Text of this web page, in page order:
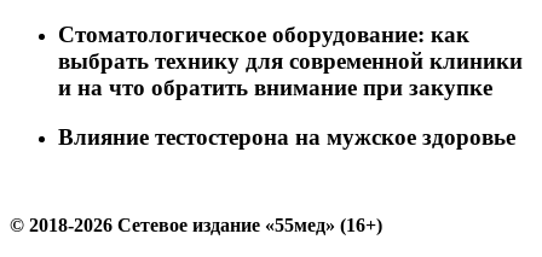
Стоматологическое оборудование: как
выбрать технику для современной клиники
и на что обратить внимание при закупке
Влияние тестостерона на мужское здоровье
© 2018-2026 Сетевое издание «55мед» (16+)